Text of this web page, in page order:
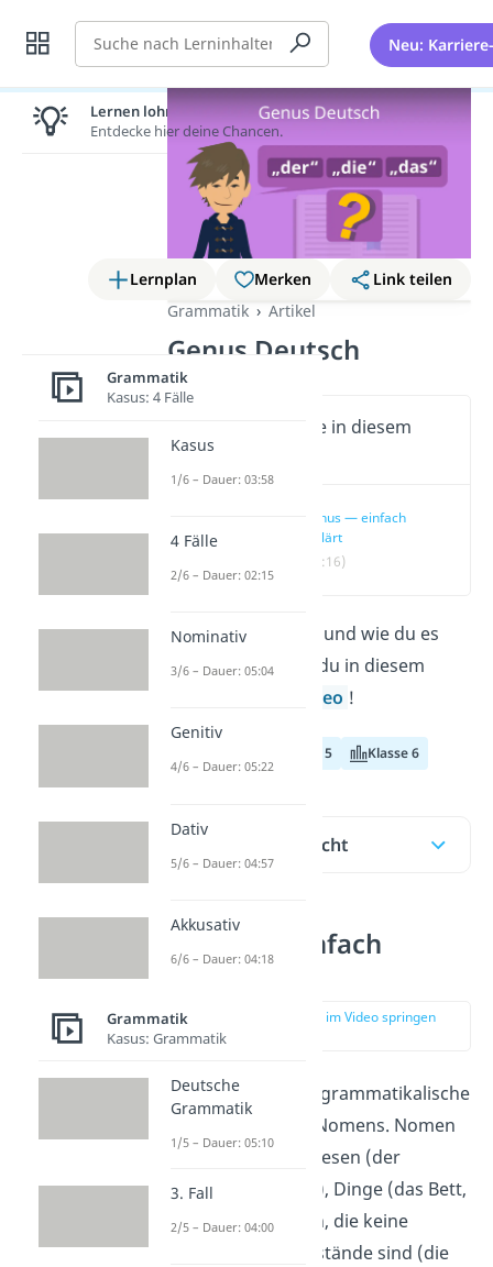
Suche Neu:
Lernplan Merken
Link teilen
Grammatik
Artikel
Genus Deutsch
Wichtige Inhalte in diesem
Video
Genus — einfach
erklärt
(00:16)
Was dasGenus
ist und wie du es
bestimmst, lernst du in diesem
Video !
Klasse 5 Klasse 6
Inhaltsübersicht
Genus — einfach
erklärt
zur Stelle im Video springen
DasGenus
ist das grammatikalische
eines Nomens. Nomen
bezeichnen Lebewesen (der
Mensch, die Katze), Dinge (das Bett,
die Uhr) und Ideen, die keine
greifbaren Gegenstände sind (die
Lernen lohnt sich!
Entdecke hier deine Chancen.
Grammatik
Kasus: 4 Fälle
Kasus
1/6 – Dauer: 03:58
4 Fälle
2/6 – Dauer: 02:15
Nominativ
3/6 – Dauer: 05:04
Genitiv
4/6 – Dauer: 05:22
Dativ
5/6 – Dauer: 04:57
Akkusativ
6/6 – Dauer: 04:18
Grammatik
Kasus: Grammatik
Deutsche
Grammatik
1/5 – Dauer: 05:10
3. Fall
2/5 – Dauer: 04:00